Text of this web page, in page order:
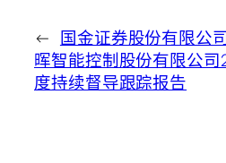
← 国金证券股份有限公
晖智能控制股份有限公司
度持续督导跟踪报告